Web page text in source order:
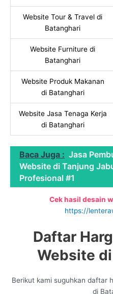
Website Tour & Travel di
Batanghari
Website Furniture di
Batanghari
Website Produk Makanan
di Batanghari
Website Jasa Tenaga Kerja
di Batanghari
Baca Juga : Jasa
Website di Tanjung
Profesional #1
Cek hasil desain
https://
Daftar
Website
Berikut kami suguhkan daftar
di